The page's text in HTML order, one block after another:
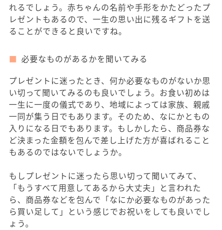
れるでしょう。赤ちゃんの名前や手形をかたどったプ
レゼントもあるので、一生の思い出に残るギフトを送
ることができると良いですね。
必要なものがあるかを聞いてみる
プレゼントに迷ったとき、何か必要なものがないか思
い切って聞いてみるのも良いでしょう。お食い初めは
一生に一度の儀式であり、地域によっては家族、親戚
一同が集う日でもあります。そのため、なにかともの
入りになる日でもあります。もしかしたら、商品券な
ど決まった金額を包んで差し上げた方が喜ばれること
もあるのではないでしょうか。
もしプレゼントに迷ったら思い切って聞いてみて、
「もうすべて用意してあるから大丈夫」と言われた
ら、商品券などを包んで「なにか必要なものがあった
ら買い足して」という感じでお祝いをしても良いでし
ょう。